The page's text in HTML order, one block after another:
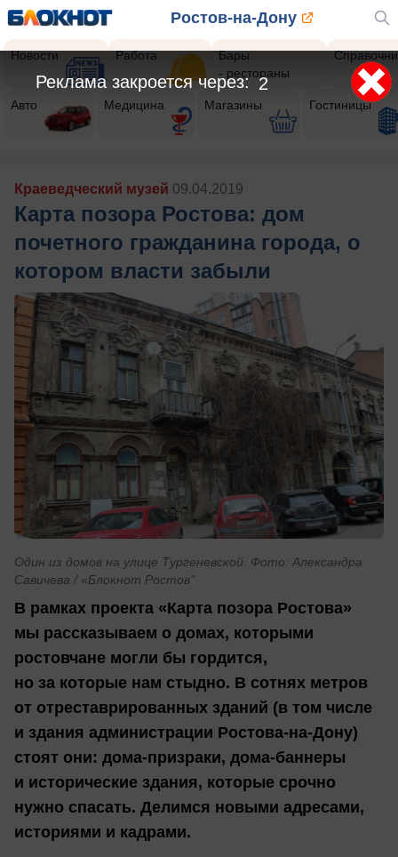
Ростов-на-Дону
Новости Работа
Бары
- рестораны
Авто Медицина Магазины Гостиницы
Краеведческий музей 09.04.2019
Карта позора Ростова: дом
почетного гражданина города, о
котором власти забыли
Один из домов на улице Тургеневской. Фото: Александра
Савичева / «Блокнот Ростов"
В рамках проекта «Карта позора Ростова»
мы рассказываем о домах, которыми
ростовчане могли бы гордится,
но за которые нам стыдно. В сотнях метров
от отреставрированных зданий (в том числе
и здания администрации Ростова-на-Дону)
стоят они: дома-призраки, дома-баннеры
и исторические здания, которые срочно
нужно спасать. Делимся новыми адресами,
историями и кадрами.